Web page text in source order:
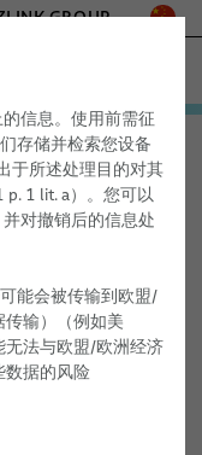
GROUP
理念
信息。使用前需征
存储并检索您设备
于所述处理目的对其
p. 1 lit. a）。您可以
对撤销后的信息处
能会被传输到欧盟/
输）（例如美
无法与欧盟/欧洲经济
数据的风险